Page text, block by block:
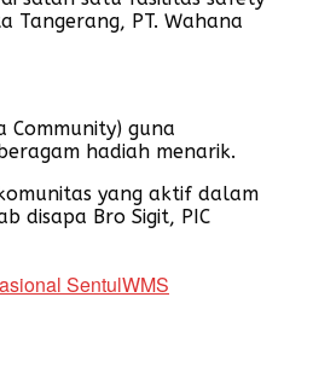
Tangerang, PT. Wahana
guna
hadiah menarik.
yang aktif dalam
disapa Bro Sigit, PIC
SentulWMS